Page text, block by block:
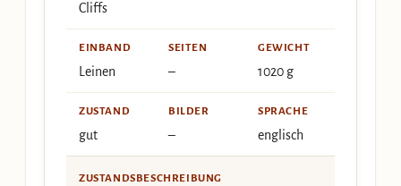
Cliffs
EINBAND
Leinen
SEITEN
–
GEWICHT
1020 g
ZUSTAND
gut
BILDER
–
SPRACHE
englisch
ZUSTANDSBESCHREIBUNG